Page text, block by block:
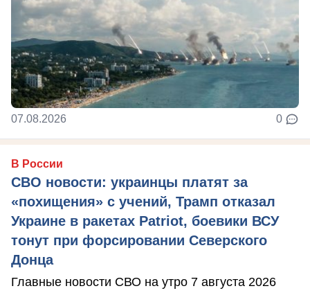
07.08.2026 0
В России
СВО новости: украинцы платят за
«похищения» с учений, Трамп отказал
Украине в ракетах Patriot, боевики ВСУ
тонут при форсировании Северского
Донца
Главные новости СВО на утро 7 августа 2026